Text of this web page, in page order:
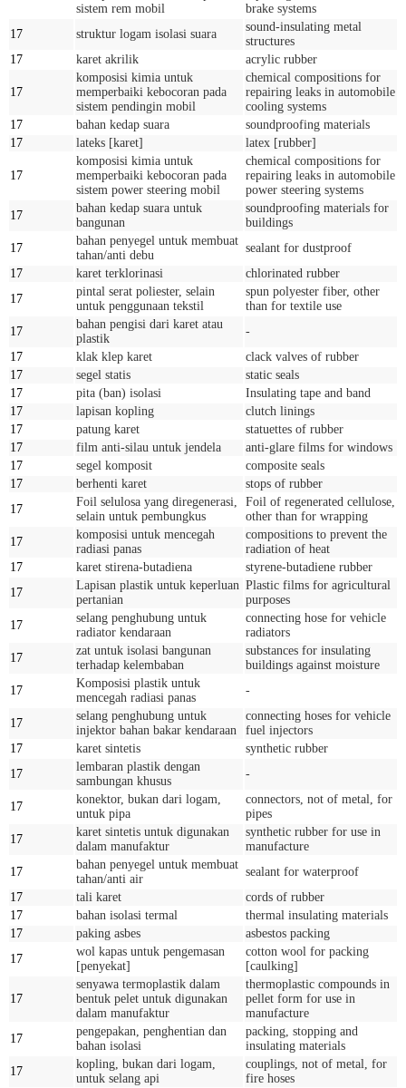
sistem rem mobil
brake systems
17
struktur logam isolasi suara
sound-insulating metal
structures
17
karet akrilik acrylic rubber
17
komposisi kimia untuk
memperbaiki kebocoran pada
sistem pendingin mobil
chemical compositions for
repairing leaks in automobile
cooling systems
17
bahan kedap suara
soundproofing materials
17
lateks [karet] latex [rubber]
17
komposisi kimia untuk
memperbaiki kebocoran pada
sistem power steering mobil
chemical compositions for
repairing leaks in automobile
power steering systems
17
bahan kedap suara untuk
bangunan
soundproofing materials for
buildings
17
bahan penyegel untuk membuat
tahan/anti debu
sealant for dustproof
17
karet terklorinasi
chlorinated rubber
17
pintal serat poliester, selain
untuk penggunaan tekstil
spun polyester fiber, other
than for textile use
17
bahan pengisi dari karet atau
plastik
-
17
klak klep karet
clack valves of rubber
17
segel statis
static seals
17
pita (ban) isolasi
Insulating tape and band
17
lapisan kopling
clutch linings
17
patung karet
statuettes of rubber
17
film anti-silau untuk jendela
anti-glare films for windows
17
segel komposit
composite seals
17
berhenti karet
stops of rubber
17
Foil selulosa yang diregenerasi,
selain untuk pembungkus
Foil of regenerated cellulose,
other than for wrapping
17
komposisi untuk mencegah
radiasi panas
compositions to prevent the
radiation of heat
17
karet stirena-butadiena
styrene-butadiene rubber
17
Lapisan plastik untuk keperluan
pertanian
Plastic films for agricultural
purposes
17
selang penghubung untuk
radiator kendaraan
connecting hose for vehicle
radiators
17
zat untuk isolasi bangunan
terhadap kelembaban
substances for insulating
buildings against moisture
17
Komposisi plastik untuk
mencegah radiasi panas
-
17
selang penghubung untuk
injektor bahan bakar kendaraan
connecting hoses for vehicle
fuel injectors
17
karet sintetis
synthetic rubber
17
lembaran plastik dengan
sambungan khusus
-
17
konektor, bukan dari logam,
untuk pipa
connectors, not of metal, for
pipes
17
karet sintetis untuk digunakan
dalam manufaktur
synthetic rubber for use in
manufacture
17
bahan penyegel untuk membuat
tahan/anti air
sealant for waterproof
17
tali karet
cords of rubber
17
bahan isolasi termal
thermal insulating materials
17
paking asbes
asbestos packing
17
wol kapas untuk pengemasan
[penyekat]
cotton wool for packing
[caulking]
17
senyawa termoplastik dalam
bentuk pelet untuk digunakan
dalam manufaktur
thermoplastic compounds in
pellet form for use in
manufacture
17
pengepakan, penghentian dan
bahan isolasi
packing, stopping and
insulating materials
17
kopling, bukan dari logam,
untuk selang api
couplings, not of metal, for
fire hoses